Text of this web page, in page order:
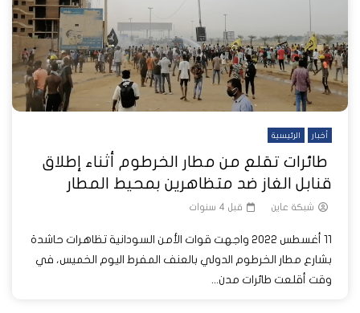
أخبار الرئيسية
طائرات تقلع من مطار الخرطوم أثناء إطلاق
قنابل الغاز ضد متظاهرين بمحيط المطار
شبكة عاين قبل 4 سنوات
11 أغسطس 2022 واجهت قوات الأمن السودانية تظاهرات حاشدة
بشارع مطار الخرطوم الدولي بالعنف المفرط اليوم الخميس، في
وقت أقلعت طائرات مدن...